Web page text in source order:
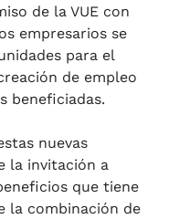
de la VUE con
empresarios se
para el
de empleo
beneficiadas.
nuevas
la invitación a
que tiene
la combinación de